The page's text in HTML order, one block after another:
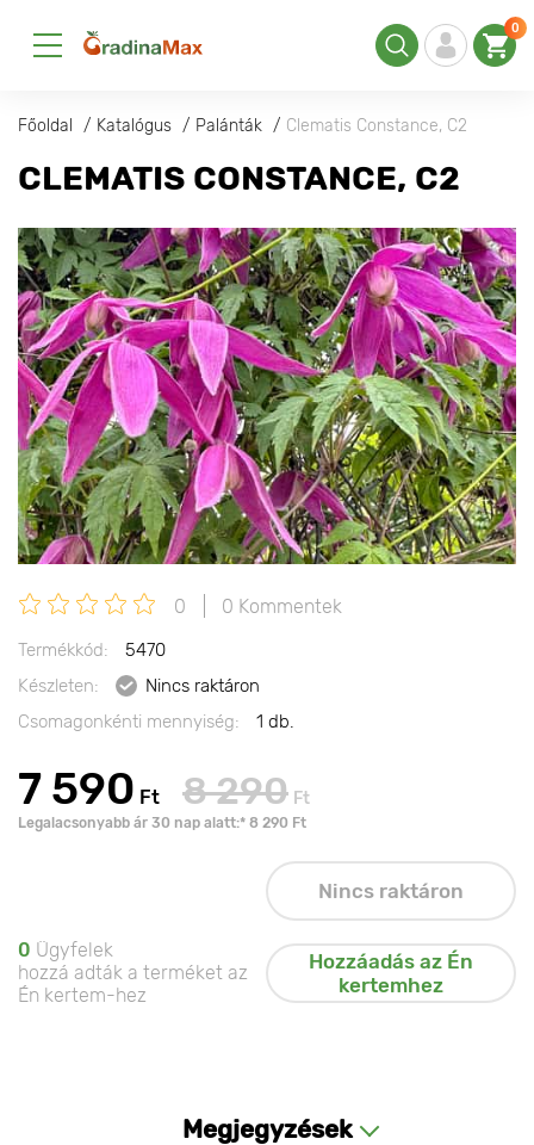
0
Főoldal Katalógus Palánták Clematis Constance, С2
CLEMATIS CONSTANCE, С2
0 0 Kommentek
Termékkód:
5470
Készleten:
Nincs raktáron
Csomagonkénti mennyiség:
1 db.
7 590 Ft 8 290 Ft
Legalacsonyabb ár 30 nap alatt:* 8 290 Ft
Nincs raktáron
0 Ügyfelek
hozzá adták a terméket az
Én kertem-hez
Hozzáadás az Én
kertemhez
Megjegyzések